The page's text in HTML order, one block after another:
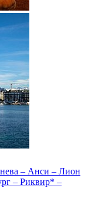
– Анси – Лион
– Риквир* –